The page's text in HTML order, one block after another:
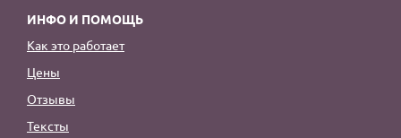
ИНФО И ПОМОЩЬ
Как это работает
Цены
Отзывы
Тексты